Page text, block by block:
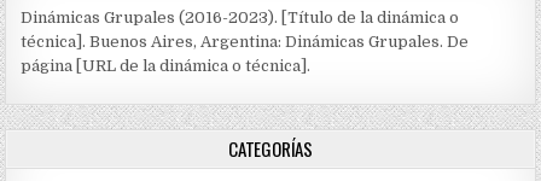
Dinámicas Grupales (2016-2023). [Título de la dinámica o
técnica]. Buenos Aires, Argentina: Dinámicas Grupales. De
página [URL de la dinámica o técnica].
CATEGORÍAS